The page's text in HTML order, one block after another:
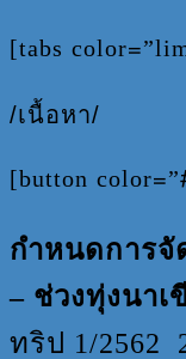
[tabs
/เนื้อหา/
[button
กำหนดการจั
– ช่วงทุ่งนา
ทริป 1/